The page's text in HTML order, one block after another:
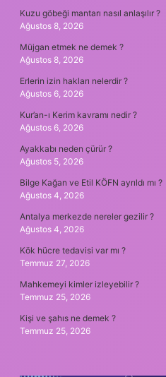
Kuzu göbeği mantarı nasıl anlaşılır ?
Ağustos 8, 2026
Müjgan etmek ne demek ?
Ağustos 8, 2026
Erlerin izin hakları nelerdir ?
Ağustos 6, 2026
Kur’an-ı Kerim kavramı nedir ?
Ağustos 6, 2026
Ayakkabı neden çürür ?
Ağustos 5, 2026
Bilge Kağan ve Etil KÖFN ayrıldı mı ?
Ağustos 4, 2026
Antalya merkezde nereler gezilir ?
Ağustos 4, 2026
Kök hücre tedavisi var mı ?
Temmuz 27, 2026
Mahkemeyi kimler izleyebilir ?
Temmuz 25, 2026
Kişi ve şahıs ne demek ?
Temmuz 25, 2026